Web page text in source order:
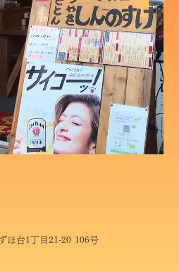
ほ台1丁目21-20 106号